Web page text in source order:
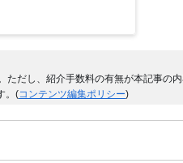
だし、紹介手数料の有無が本記事の
。(コンテンツ編集ポリシー)